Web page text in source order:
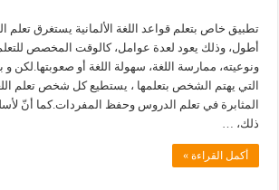
تطبيق خاص بتعلم قواعد اللغة الألمانية يستغرق تعلم
أطول، وذلك يعود لعدة عوامل، كالوقت المخصص
ونوعيته، ممارسة اللغة، سهولة اللغة أو صعوبتها.لكن
التي يهتم الشخص بتعلمها ، يستطيع كل شخص تعلم
المثابرة في تعلم الدروس وحفظ المفردات.كما أنّ
ذلك، …
أكمل القراءة »